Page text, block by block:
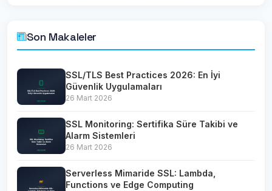
Son Makaleler
SSL/TLS Best Practices 2026: En İyi
Güvenlik Uygulamaları
26 Mart 2026
SSL Monitoring: Sertifika Süre Takibi ve
Alarm Sistemleri
26 Mart 2026
Serverless Mimaride SSL: Lambda,
Functions ve Edge Computing